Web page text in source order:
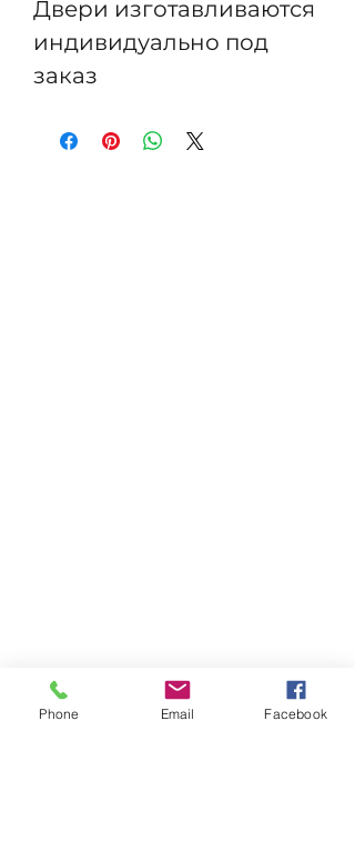
Двери изготавливаются
индивидуально под
заказ
Phone Email Facebook